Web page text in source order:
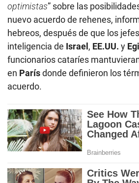
optimistas” sobre las
nuevo acuerdo de rehenes,
hebreos, después de que los
inteligencia de Israel, EE.UU. y
funcionarios cataríes
en Parísdonde definieron los
acuerdo.